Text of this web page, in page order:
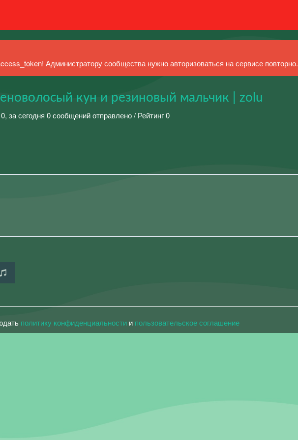
Администратору сообщества нужно авторизоваться на сервисе повторно.
кун и резиновый мальчик | zolu
за сегодня 0 сообщений отправлено / Рейтинг 0
политику конфиденциальности и пользовательское соглашение